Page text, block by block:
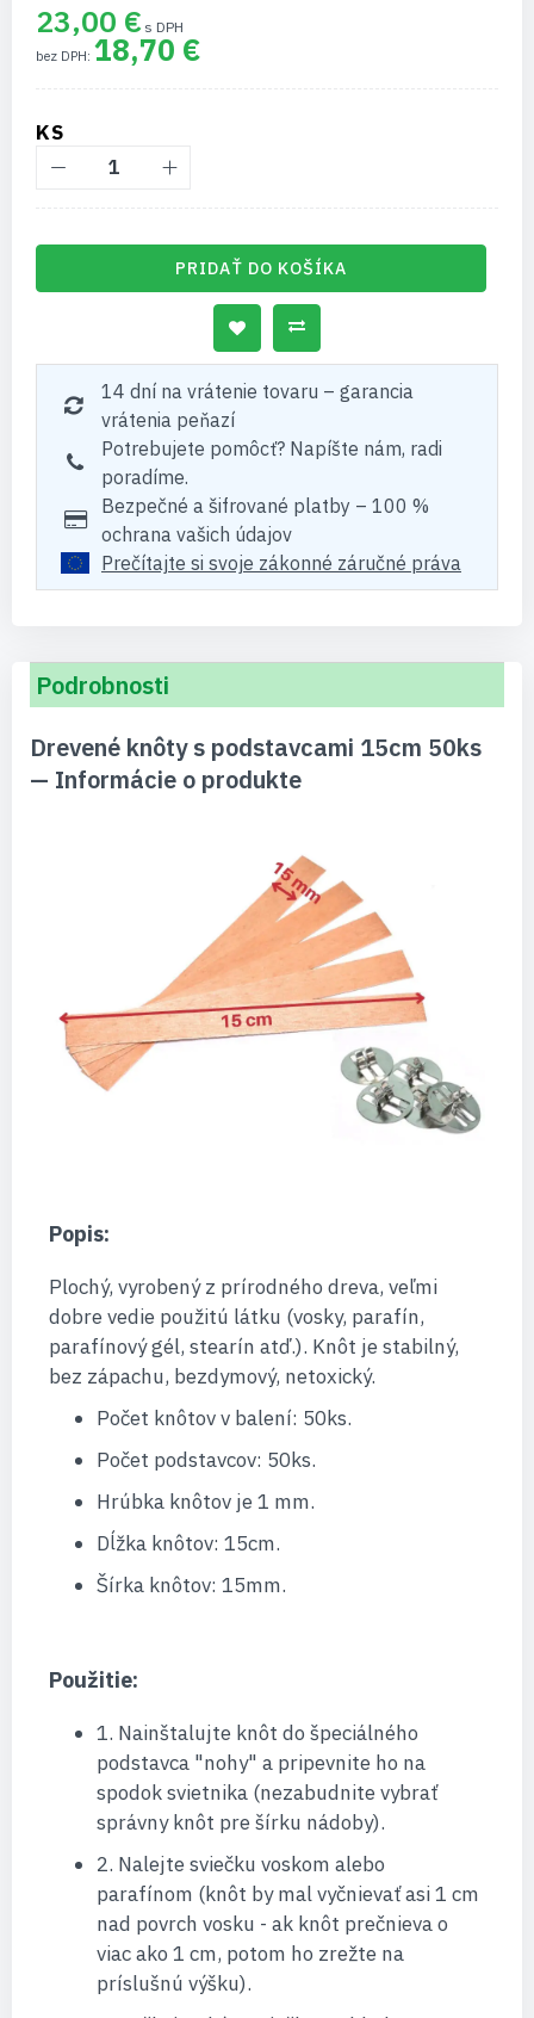
23,00 €
18,70 €
KS
PRIDAŤ DO KOŠÍKA
14 dní na vrátenie tovaru – garancia
vrátenia peňazí
Potrebujete pomôcť? Napíšte nám, radi
poradíme.
Bezpečné a šifrované platby – 100 %
ochrana vašich údajov
Prečítajte si svoje zákonné záručné práva
Podrobnosti
Drevené knôty s podstavcami 15cm 50ks
— Informácie o produkte
Popis:
Plochý, vyrobený z prírodného dreva, veľmi
dobre vedie použitú látku (vosky, parafín,
parafínový gél, stearín atď.). Knôt je stabilný,
bez zápachu, bezdymový, netoxický.
Počet knôtov v balení: 50ks.
Počet podstavcov: 50ks.
Hrúbka knôtov je 1 mm.
Dĺžka knôtov: 15cm.
Šírka knôtov: 15mm.
Použitie:
1. Nainštalujte knôt do špeciálného
podstavca "nohy" a pripevnite ho na
spodok svietnika (nezabudnite vybrať
správny knôt pre šírku nádoby).
2. Nalejte sviečku voskom alebo
parafínom (knôt by mal vyčnievať asi 1 cm
nad povrch vosku - ak knôt prečnieva o
viac ako 1 cm, potom ho zrežte na
príslušnú výšku).